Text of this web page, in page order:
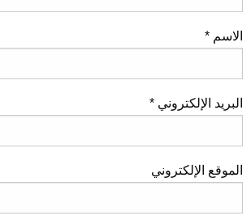
الاسم *
البريد الإلكتروني *
الموقع الإلكتروني